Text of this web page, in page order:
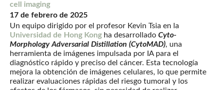
cell imaging
17 de febrero de 2025
Un equipo dirigido por el profesor Kevin Tsia en la
Universidad de Hong Kong ha desarrollado Cyto-
Morphology Adversarial Distillation (CytoMAD), una
herramienta de imágenes impulsada por IA para el
diagnóstico rápido y preciso del cáncer. Esta tecnología
mejora la obtención de imágenes celulares, lo que permite
realizar evaluaciones rápidas del riesgo tumoral y los